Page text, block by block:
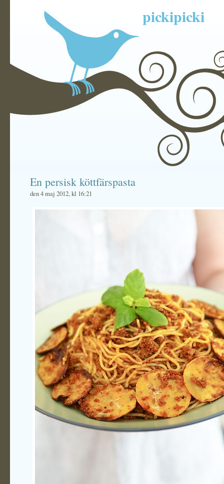
pickipicki
En persisk köttfärspasta
den 4 maj 2012, kl 16:21